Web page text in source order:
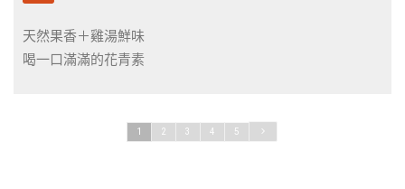
天然果香＋雞湯鮮味
喝一口滿滿的花青素
1 2 3 4 5